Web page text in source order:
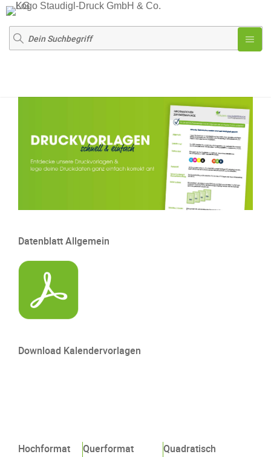
Datenblatt Allgemein
Download Kalendervorlagen
Hochformat
Querformat Quadratisch